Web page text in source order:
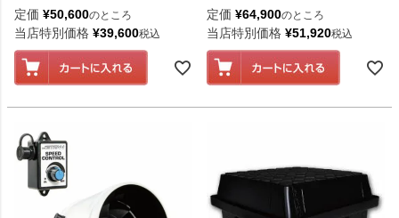
定価 ¥50,600のところ
当店特別価格 ¥39,600税込
定価 ¥64,900のところ
当店特別価格 ¥51,920税込